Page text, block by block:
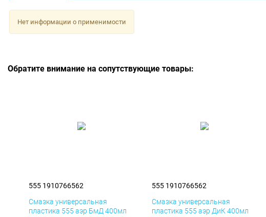
Нет информации о применимости
Обратите внимание на сопутствующие товары:
555 1910766562
Смазка универсальная
пластика 555 аэр БмД 400мл
555 1910766562
Смазка универсальная
пластика 555 аэр ДиК 400мл